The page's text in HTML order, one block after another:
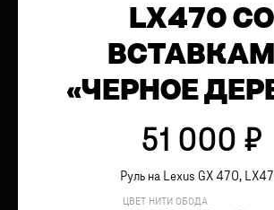
LX470 СО
«ЧЕРНОЕ
51 000 ₽
Руль на Lexus GX 470,
ЦВЕТ НИТИ ОБОДА